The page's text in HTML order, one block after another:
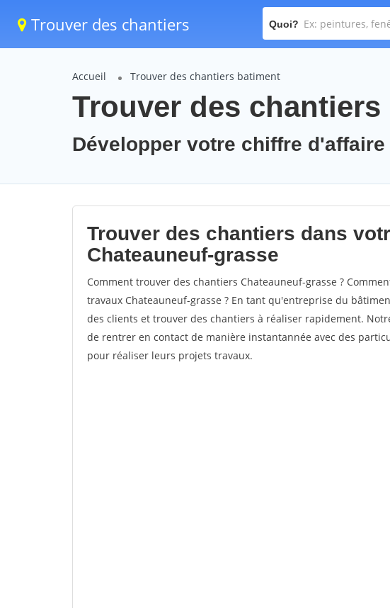
Trouver des chantiers Quoi?
Accueil Trouver des chantiers batiment
Trouver des
Développer votre chiffre
Trouver des chantiers dans
Chateauneuf-grasse
Comment trouver des chantiers Chateauneuf-grasse ?
travaux Chateauneuf-grasse ? En tant qu'entreprise du
des clients et trouver des chantiers à réaliser rapidement.
de rentrer en contact de manière instantannée avec des
pour réaliser leurs projets travaux.